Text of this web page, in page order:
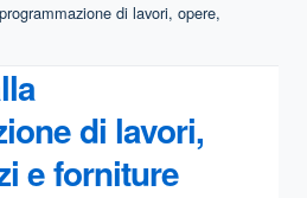
di lavori, opere,
di lavori,
e forniture